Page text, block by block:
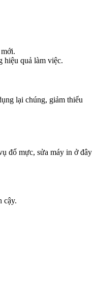
hiệu quả làm việc.
lại chúng, giảm thiểu
đổ mực, sửa máy in ở đây
cậy.